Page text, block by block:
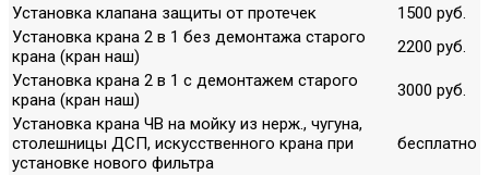
Установка клапана защиты от протечек
1500 руб.
Установка крана 2 в 1 без демонтажа старого
крана (кран наш)
2200 руб.
Установка крана 2 в 1 с демонтажем старого
крана (кран наш)
3000 руб.
Установка крана ЧВ на мойку из нерж., чугуна,
столешницы ДСП, искусственного крана при
установке нового фильтра
бесплатно